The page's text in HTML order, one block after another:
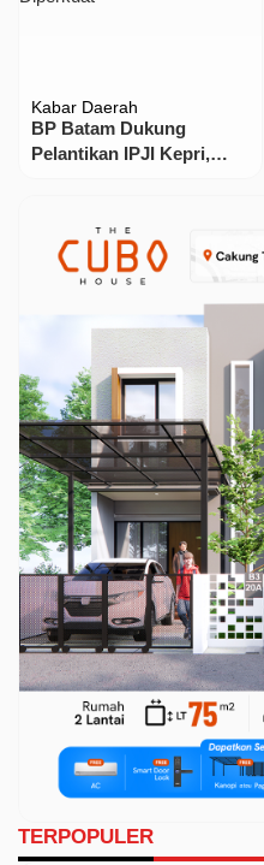
Kabar Daerah
BP Batam Dukung
Pelantikan IPJI Kepri,
Diperkuat
TERPOPULER